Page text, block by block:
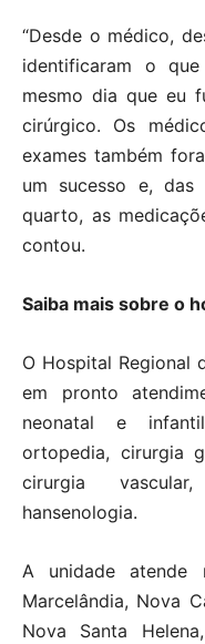
“Desde o médico,
identificaram o
mesmo dia que eu
cirúrgico. Os
exames também
um sucesso e, das
quarto, as
contou.
Saiba mais sobre o
O Hospital Regional
em pronto
neonatal e
ortopedia, cirurgia
cirurgia
hansenologia.
A unidade atende
Marcelândia, Nova
Nova Santa